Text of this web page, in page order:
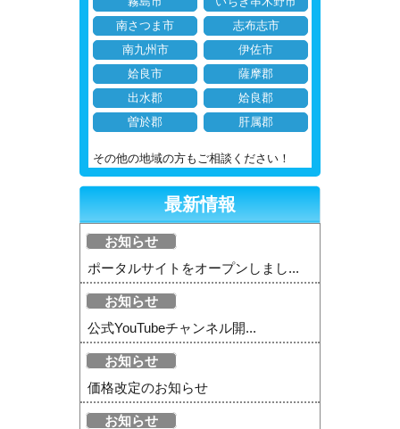
南さつま市
志布志市
南九州市
伊佐市
姶良市
薩摩郡
出水郡
姶良郡
曽於郡
肝属郡
その他の地域の方もご相談ください！
最新情報
お知らせ
ポータルサイトをオープンしまし...
お知らせ
公式YouTubeチャンネル開...
お知らせ
価格改定のお知らせ
お知らせ